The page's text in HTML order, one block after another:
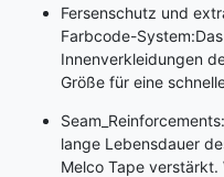
Fersenschutz und
Farbcode-
Innenverkleidungen
Größe für eine
lange Lebensdauer
Melco Tape verstärkt.